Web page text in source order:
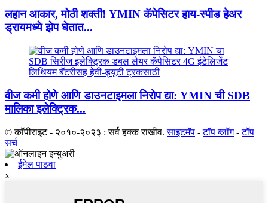
लहान आकार, मोठी शक्ती! YMIN कॅपेसिटर हाय-स्पीड हेअर
ड्रायमध्ये झेप घेतात...
वीज कमी होणे आणि डाउनटाइमला निरोप द्या: YMIN ची SDB
मालिका इलेक्ट्रिक...
© कॉपीराइट - २०१०-२०२३ : सर्व हक्क राखीव. साइटमॅप -टॉप ब्लॉग-टॉप
सर्च
ईमेल पाठवा
x